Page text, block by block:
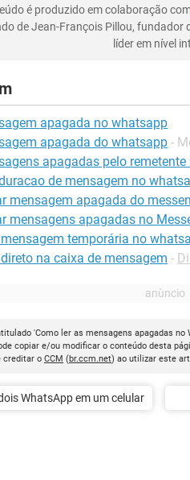
é produzido em colaboração
de Jean-François Pillou, fundador
líder em nível
apagada no whatsapp
apagada do whatsapp -
apagadas pelo
de mensagem no
mensagem apagada do
mensagens apagadas no
temporária no
na caixa de mensagem -
'Como ler as mensagens apagadas
copiar e/ou modificar o conteúdo desta
creditar o CCM (br.ccm.net) ao utilizar este
WhatsApp em um celular